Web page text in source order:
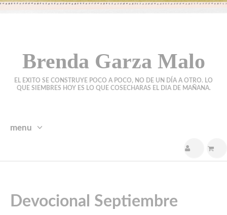
Brenda Garza Malo
EL EXITO SE CONSTRUYE POCO A POCO, NO DE UN DÍA A OTRO. LO
QUE SIEMBRES HOY ES LO QUE COSECHARAS EL DIA DE MAÑANA.
menu
Devocional Septiembre